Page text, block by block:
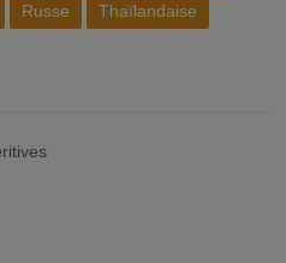
Russe Thaïlandaise